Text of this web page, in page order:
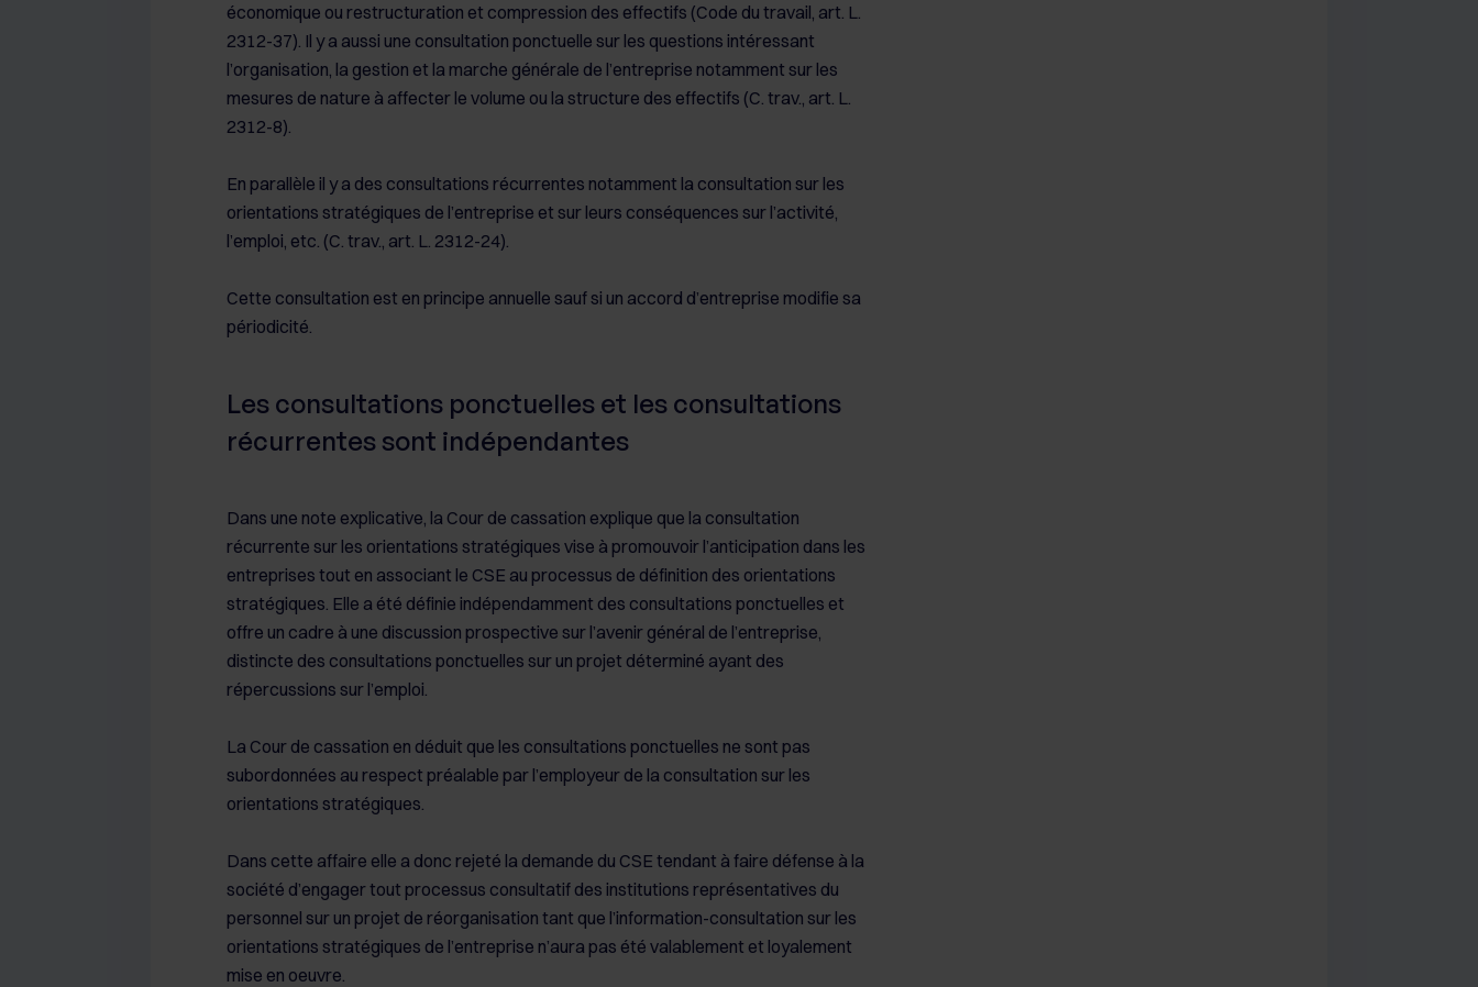
économique ou restructuration et compression des effectifs (Code du travail, art. L.
2312-37). Il y a aussi une consultation ponctuelle sur les questions intéressant
l’organisation, la gestion et la marche générale de l’entreprise notamment sur les
mesures de nature à affecter le volume ou la structure des effectifs (C. trav., art. L.
2312-8).
En parallèle il y a des consultations récurrentes notamment la consultation sur les
orientations stratégiques de l’entreprise et sur leurs conséquences sur l’activité,
l’emploi, etc. (C. trav., art. L. 2312-24).
Cette consultation est en principe annuelle sauf si un accord d’entreprise modifie sa
périodicité.
Les consultations ponctuelles et les consultations
récurrentes sont indépendantes
Dans une note explicative, la Cour de cassation explique que la consultation
récurrente sur les orientations stratégiques vise à promouvoir l’anticipation dans les
entreprises tout en associant le CSE au processus de définition des orientations
stratégiques. Elle a été définie indépendamment des consultations ponctuelles et
offre un cadre à une discussion prospective sur l’avenir général de l’entreprise,
distincte des consultations ponctuelles sur un projet déterminé ayant des
répercussions sur l’emploi.
La Cour de cassation en déduit que les consultations ponctuelles ne sont pas
subordonnées au respect préalable par l’employeur de la consultation sur les
orientations stratégiques.
Dans cette affaire elle a donc rejeté la demande du CSE tendant à faire défense à la
société d’engager tout processus consultatif des institutions représentatives du
personnel sur un projet de réorganisation tant que l’information-consultation sur les
orientations stratégiques de l’entreprise n’aura pas été valablement et loyalement
mise en oeuvre.